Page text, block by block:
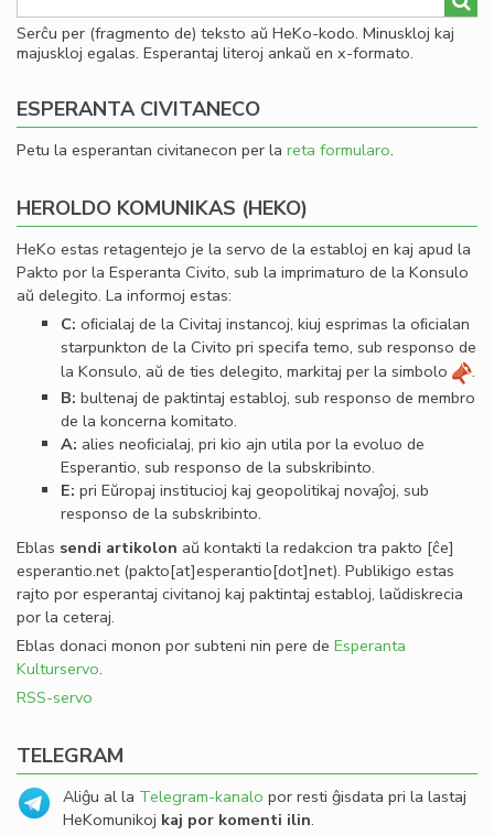
Serĉu per (fragmento de) teksto aŭ HeKo-kodo. Minuskloj kaj
majuskloj egalas. Esperantaj literoj ankaŭ en x-formato.
ESPERANTA CIVITANECO
Petu la esperantan civitanecon per la reta formularo.
HEROLDO KOMUNIKAS (HEKO)
HeKo estas retagentejo je la servo de la establoj en kaj apud la
Pakto por la Esperanta Civito, sub la imprimaturo de la Konsulo
aŭ delegito. La informoj estas:
C: oﬁcialaj de la Civitaj instancoj, kiuj esprimas la oﬁcialan
starpunkton de la Civito pri specifa temo, sub responso de
la Konsulo, aŭ de ties delegito, markitaj per la simbolo
.
B: bultenaj de paktintaj establoj, sub responso de membro
de la koncerna komitato.
A: alies neoﬁcialaj, pri kio ajn utila por la evoluo de
Esperantio, sub responso de la subskribinto.
E: pri Eŭropaj institucioj kaj geopolitikaj novaĵoj, sub
responso de la subskribinto.
Eblas sendi artikolon aŭ kontakti la redakcion tra pakto [ĉe]
esperantio.net(pakto[at]esperantio[dot]net). Publikigo estas
rajto por esperantaj civitanoj kaj paktintaj establoj, laŭdiskrecia
por la ceteraj.
Eblas donaci monon por subteni nin pere de Esperanta
Kulturservo.
RSS-servo
TELEGRAM
Aliĝu al la Telegram-kanalo por resti ĝisdata pri la lastaj
HeKomunikoj kaj por komenti ilin.